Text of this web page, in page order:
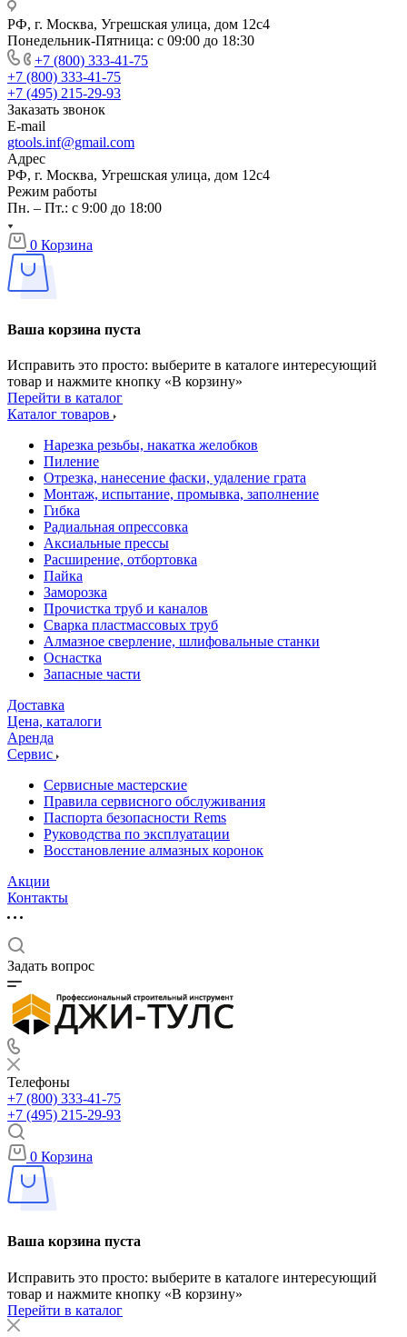
РФ, г. Москва, Угрешская улица, дом 12с4
Понедельник-Пятница: с 09:00 до 18:30
+7 (800) 333-41-75
+7 (800) 333-41-75
+7 (495) 215-29-93
Заказать звонок
E-mail
gtools.inf@gmail.com
Адрес
РФ, г. Москва, Угрешская улица, дом 12с4
Режим работы
Пн. – Пт.: с 9:00 до 18:00
0 Корзина
Ваша корзина пуста
Исправить это просто: выберите в каталоге интересующий
товар и нажмите кнопку «В корзину»
Перейти в каталог
Каталог товаров
Нарезка резьбы, накатка желобков
Пиление
Отрезка, нанесение фаски, удаление грата
Монтаж, испытание, промывка, заполнение
Гибка
Радиальная опрессовка
Аксиальные прессы
Расширение, отбортовка
Пайка
Заморозка
Прочистка труб и каналов
Сварка пластмассовых труб
Алмазное сверление, шлифовальные станки
Оснастка
Запасные части
Доставка
Цена, каталоги
Аренда
Сервис
Сервисные мастерские
Правила сервисного обслуживания
Паспорта безопасности Rems
Руководства по эксплуатации
Восстановление алмазных коронок
Акции
Контакты
Задать вопрос
Телефоны
+7 (800) 333-41-75
+7 (495) 215-29-93
0 Корзина
Ваша корзина пуста
Исправить это просто: выберите в каталоге интересующий
товар и нажмите кнопку «В корзину»
Перейти в каталог